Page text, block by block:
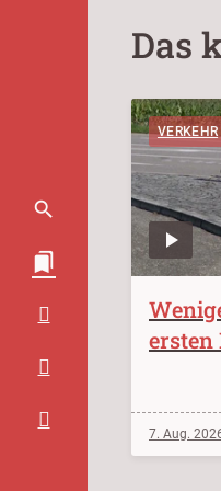
Das
VERKEHR
ersten
7. Aug.